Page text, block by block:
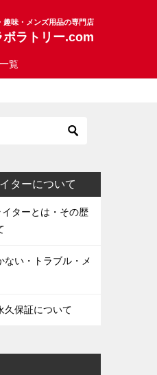
趣味・メンズ用品の専門店
ボラトリー.com
覧
ターについて
ターとは・その歴
ない・トラブル・メ
久保証について